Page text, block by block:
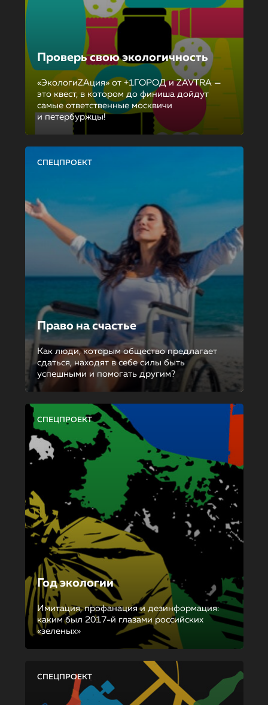
Проверь свою экологичность
«ЭкологиZAция» от +1ГОРОД и ZAVTRA —
это квест, в котором до финиша дойдут
самые ответственные москвичи
и петербуржцы!
СПЕЦПРОЕКТ
Право на счастье
Как люди, которым общество предлагает
сдаться, находят в себе силы быть
успешными и помогать другим?
СПЕЦПРОЕКТ
Год экологии
Имитация, профанация и дезинформация:
каким был 2017-й глазами российских
«зеленых»
СПЕЦПРОЕКТ